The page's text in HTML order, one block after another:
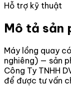
Hỗ trợ kỹ thuật
Mô tả sản
Máy lồng quay
nghiêng) — sản
Công Ty TNHH
để được tư vấn